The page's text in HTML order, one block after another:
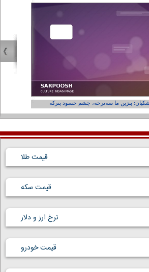
بنزین ما سه‌نرخه، چشم حسود بترکه
قیمت طلا
قیمت سکه
نرخ ارز و دلار
قیمت خودرو